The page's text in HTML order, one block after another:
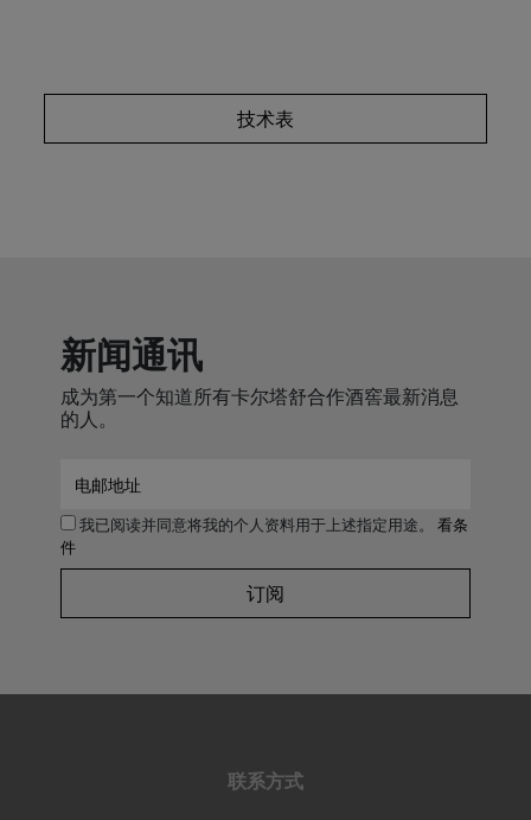
技术表
新闻通讯
成为第一个知道所有卡尔塔舒合作酒窖最新消息
的人。
我已阅读并同意将我的个人资料用于上述指定用途。 看条
件
订阅
联系方式